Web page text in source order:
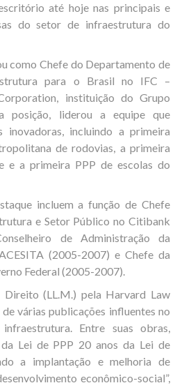
até hoje nas principais e
do setor de infraestrutura do
como Chefe do Departamento de
para o Brasil no IFC –
instituição do Grupo
posição, liderou a equipe que
inovadoras, incluindo a primeira
de rodovias, a primeira
e a primeira PPP de escolas do
incluem a função de Chefe
e Setor Público no Citibank
de Administração da
(2005-2007) e Chefe da
Federal (2005-2007).
(LL.M.) pela Harvard Law
várias publicações influentes no
Entre suas obras,
Lei de PPP 20 anos da Lei de
a implantação e melhoria de
econômico-social”,